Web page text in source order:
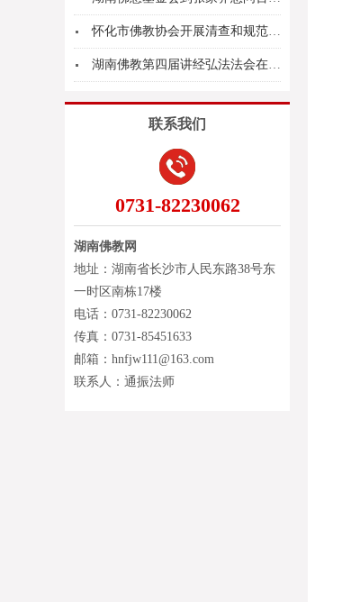
怀化市佛教协会开展清查和规范寺院牌位设立工作
湖南佛教第四届讲经弘法法会在长沙古麓山寺举行开...
联系我们
0731-82230062
湖南佛教网
地址：湖南省长沙市人民东路38号东
一时区南栋17楼
电话：0731-82230062
传真：0731-85451633
邮箱：hnfjw111@163.com
联系人：通振法师